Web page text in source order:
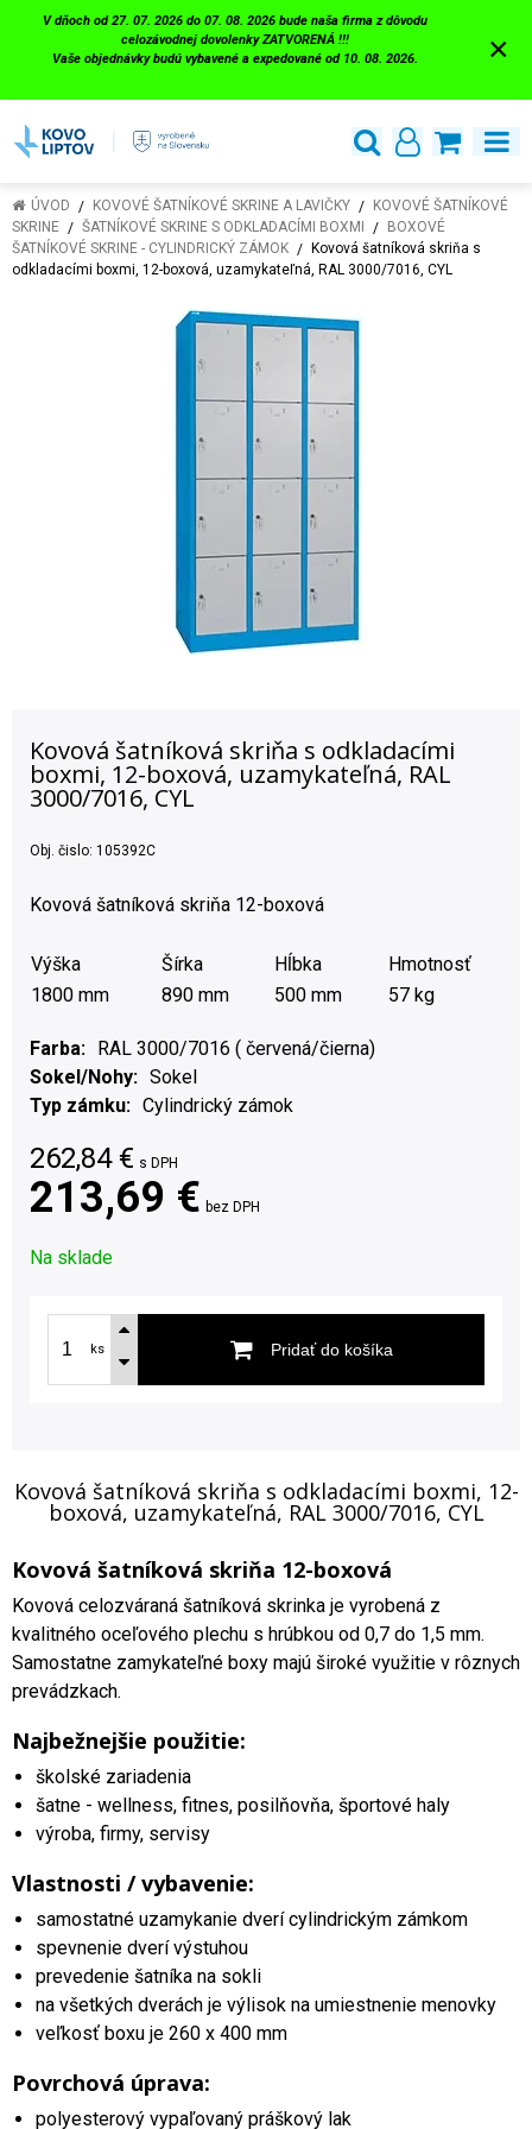
V dňoch od 27. 07. 2026 do 07. 08. 2026 bude naša firma z dôvodu
celozávodnej dovolenky ZATVORENÁ !!!
Vaše objednávky budú vybavené a expedované od 10. 08. 2026.
×
ÚVOD KOVOVÉ ŠATNÍKOVÉ SKRINE A LAVIČKY
KOVOVÉ ŠATNÍKOVÉ
SKRINE
ŠATNÍKOVÉ SKRINE S ODKLADACÍMI BOXMI
BOXOVÉ
ŠATNÍKOVÉ SKRINE - CYLINDRICKÝ ZÁMOK
Kovová šatníková skriňa s
odkladacími boxmi, 12-boxová, uzamykateľná, RAL 3000/7016, CYL
Kovová šatníková skriňa s odkladacími
boxmi, 12-boxová, uzamykateľná, RAL
3000/7016, CYL
Obj. čislo: 105392C
Kovová šatníková skriňa 12-boxová
Výška Šírka Hĺbka
Hmotnosť
1800 mm
890 mm 500 mm 57 kg
Farba
RAL 3000/7016 ( červená/čierna)
Sokel/Nohy
Sokel
Typ zámku
Cylindrický zámok
262,84 € s DPH
213,69 € bez DPH
Na sklade
ks Pridať do košíka
Kovová šatníková skriňa s odkladacími boxmi, 12-
boxová, uzamykateľná, RAL 3000/7016, CYL
Kovová šatníková skriňa 12-boxová
Kovová celozváraná šatníková skrinka je vyrobená z
kvalitného oceľového plechu s hrúbkou od 0,7 do 1,5 mm.
Samostatne zamykateľné boxy majú široké využitie v rôznych
prevádzkach.
Najbežnejšie použitie:
školské zariadenia
šatne - wellness, fitnes, posilňovňa, športové haly
výroba, firmy, servisy
Vlastnosti / vybavenie:
samostatné uzamykanie dverí cylindrickým zámkom
spevnenie dverí výstuhou
prevedenie šatníka na sokli
na všetkých dverách je výlisok na umiestnenie menovky
veľkosť boxu je 260 x 400 mm
Povrchová úprava:
polyesterový vypaľovaný práškový lak